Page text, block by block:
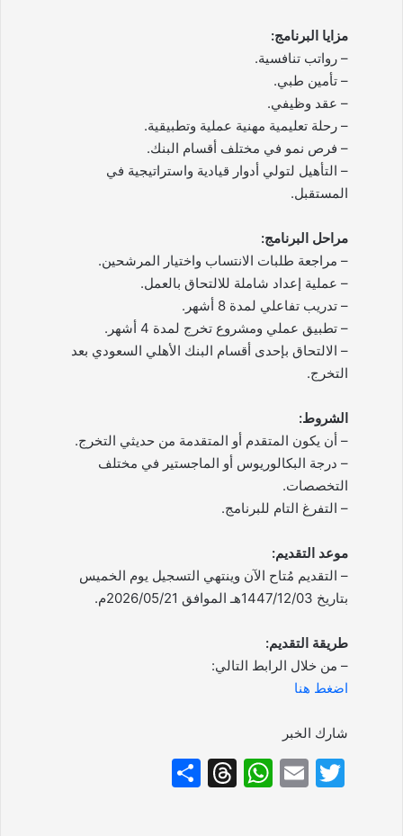
مزايا البرنامج:
– رواتب تنافسية.
– تأمين طبي.
– عقد وظيفي.
– رحلة تعليمية مهنية عملية وتطبيقية.
– فرص نمو في مختلف أقسام البنك.
– التأهيل لتولي أدوار قيادية واستراتيجية في
المستقبل.
مراحل البرنامج:
– مراجعة طلبات الانتساب واختيار المرشحين.
– عملية إعداد شاملة للالتحاق بالعمل.
– تدريب تفاعلي لمدة 8 أشهر.
– تطبيق عملي ومشروع تخرج لمدة 4 أشهر.
– الالتحاق بإحدى أقسام البنك الأهلي السعودي بعد
التخرج.
الشروط:
– أن يكون المتقدم أو المتقدمة من حديثي التخرج.
– درجة البكالوريوس أو الماجستير في مختلف
التخصصات.
– التفرغ التام للبرنامج.
موعد التقديم:
– التقديم مُتاح الآن وينتهي التسجيل يوم الخميس
بتاريخ 1447/12/03هـ الموافق 2026/05/21م.
طريقة التقديم:
– من خلال الرابط التالي:
اضغط هنا
شارك الخبر
T
E
W
T